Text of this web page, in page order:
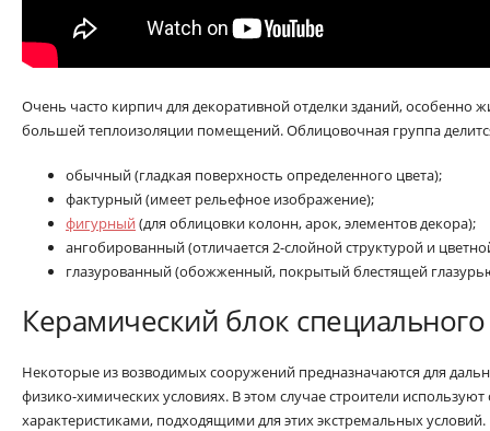
Очень часто кирпич для декоративной отделки зданий, особенно
большей теплоизоляции помещений. Облицовочная группа
обычный (гладкая поверхность определенного цвета);
фактурный (имеет рельефное изображение);
фигурный (для облицовки колонн, арок, элементов декора);
ангобированный (отличается 2-слойной структурой и
глазурованный (обожженный, покрытый блестящей
Керамический блок
Некоторые из возводимых сооружений предназначаются для
физико-химических условиях. В этом случае строители
характеристиками, подходящими для этих экстремальных